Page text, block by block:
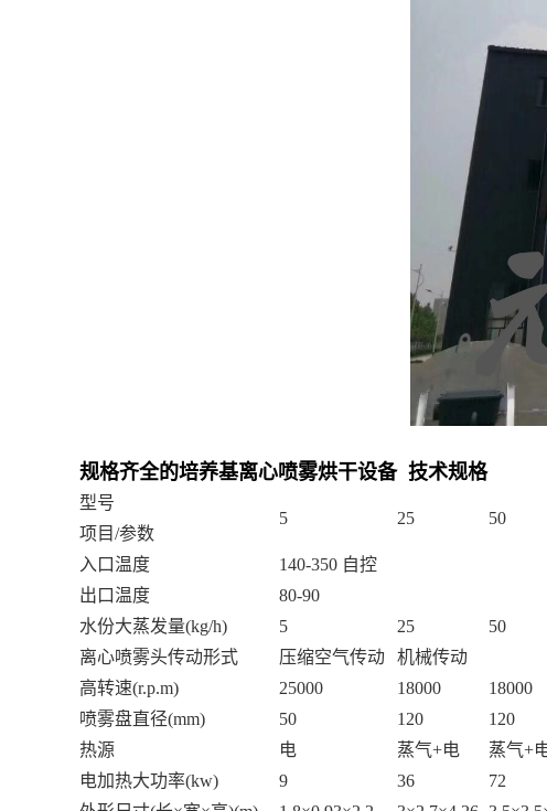
规格齐全的培养基离心喷雾烘干设备 技术规格
型号
项目/参数
5 25 50
入口温度
140-350 自控
出口温度
80-90
水份大蒸发量(kg/h) 5 25 50
离心喷雾头传动形式
压缩空气传动
机械传动
高转速(r.p.m) 25000 18000 18000
喷雾盘直径(mm) 50 120 120
热源
电 蒸气+电 蒸气+
电加热大功率(kw) 9 36 72